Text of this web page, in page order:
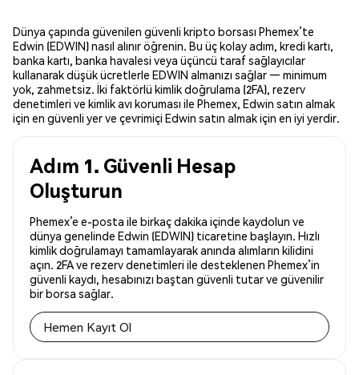
Dünya çapında güvenilen güvenli kripto borsası Phemex’te
Edwin (EDWIN) nasıl alınır öğrenin. Bu üç kolay adım, kredi kartı,
banka kartı, banka havalesi veya üçüncü taraf sağlayıcılar
kullanarak düşük ücretlerle EDWIN almanızı sağlar — minimum
yok, zahmetsiz. İki faktörlü kimlik doğrulama (2FA), rezerv
denetimleri ve kimlik avı koruması ile Phemex, Edwin satın almak
için en güvenli yer ve çevrimiçi Edwin satın almak için en iyi yerdir.
Adım 1. Güvenli Hesap
Oluşturun
Phemex’e e-posta ile birkaç dakika içinde kaydolun ve
dünya genelinde Edwin (EDWIN) ticaretine başlayın. Hızlı
kimlik doğrulamayı tamamlayarak anında alımların kilidini
açın. 2FA ve rezerv denetimleri ile desteklenen Phemex’in
güvenli kaydı, hesabınızı baştan güvenli tutar ve güvenilir
bir borsa sağlar.
Hemen Kayıt Ol